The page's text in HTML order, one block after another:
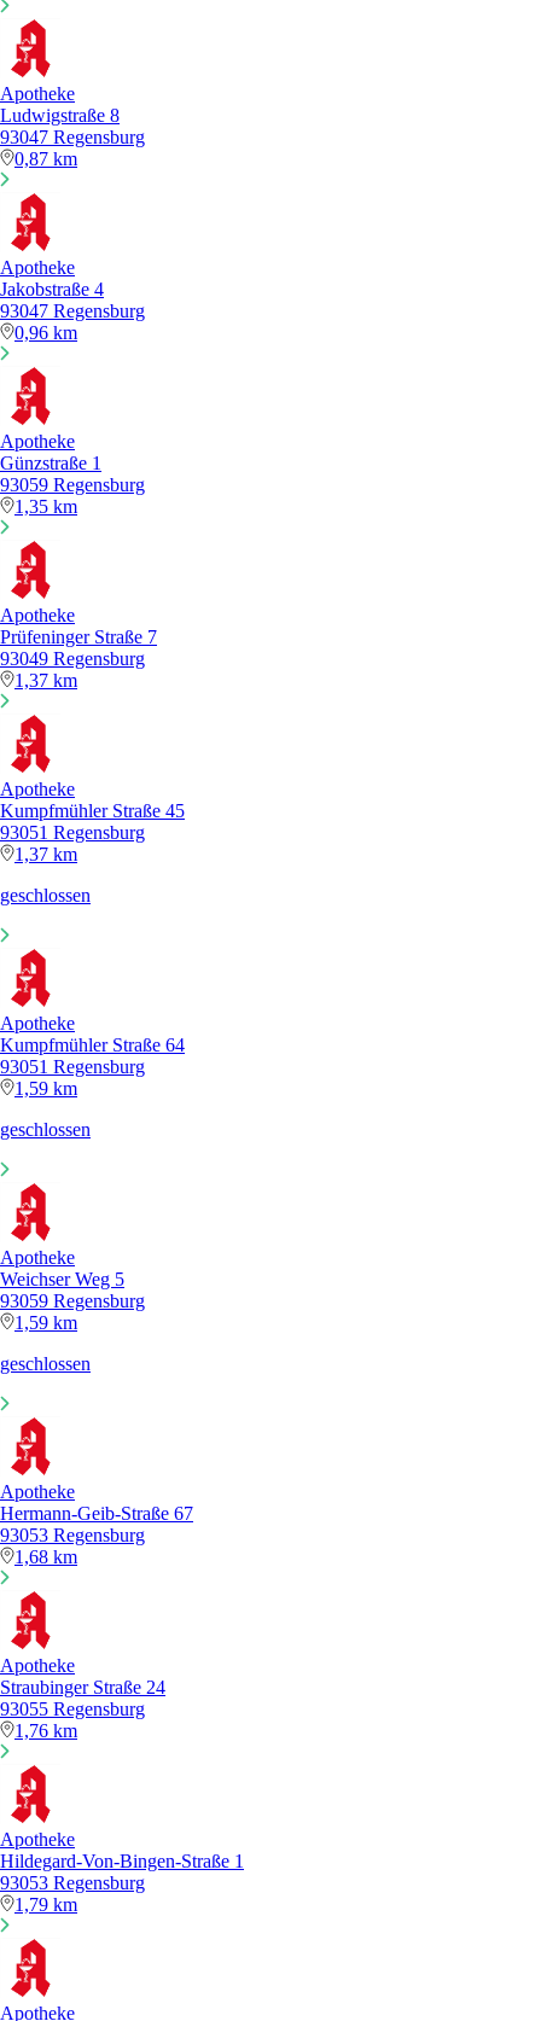
Apotheke
Ludwigstraße 8
93047 Regensburg
0,87 km
Apotheke
Jakobstraße 4
93047 Regensburg
0,96 km
Apotheke
Günzstraße 1
93059 Regensburg
1,35 km
Apotheke
Prüfeninger Straße 7
93049 Regensburg
1,37 km
Apotheke
Kumpfmühler Straße 45
93051 Regensburg
1,37 km
geschlossen
Apotheke
Kumpfmühler Straße 64
93051 Regensburg
1,59 km
geschlossen
Apotheke
Weichser Weg 5
93059 Regensburg
1,59 km
geschlossen
Apotheke
Hermann-Geib-Straße 67
93053 Regensburg
1,68 km
Apotheke
Straubinger Straße 24
93055 Regensburg
1,76 km
Apotheke
Hildegard-Von-Bingen-Straße 1
93053 Regensburg
1,79 km
Apotheke